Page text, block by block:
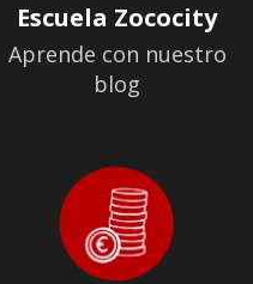
Escuela Zococity
Aprende con nuestro
blog